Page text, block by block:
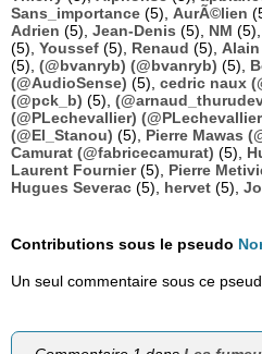
Sans_importance (5), AurÃ©lien
Adrien (5), Jean-Denis (5), NM (5),
(5), Youssef (5), Renaud (5), Alain
(5), (@bvanryb) (@bvanryb) (5),
(@AudioSense) (5), cedric naux
(@pck_b) (5),
(@PLechevallier)
(@El_Stanou) (5), Pierre Mawas
Camurat (@fabricecamurat) (5),
Laurent Fournier(5), Pierre
Hugues Severac (5), hervet (5),
Contributions sous le pseudo
Un seul commentaire sous ce